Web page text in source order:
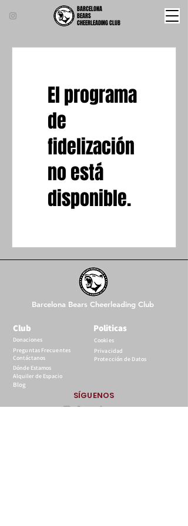
BARCELONA
BEARS
CHEERLEADING CLUB
El programa
de
fidelización
no está
disponible.
Barcelona Bears Cheerleading Club
Club
Donaciones
Preguntas Frecuentes
Contáctanos
Politicas
Cookies
Privacidad
Protección de Datos
Dónde Estamos
Alquiler de Espacio
Blog
SÍGUENOS